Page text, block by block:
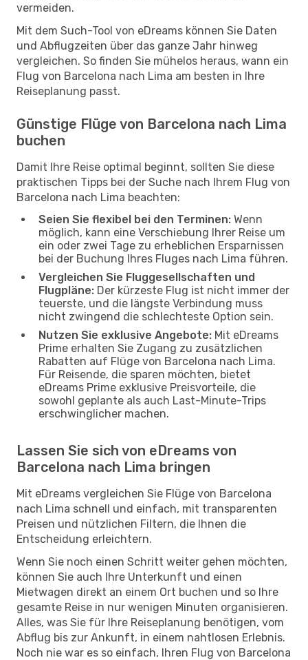
vermeiden.
Mit dem Such-Tool von eDreams können Sie Daten
und Abflugzeiten über das ganze Jahr hinweg
vergleichen. So finden Sie mühelos heraus, wann ein
Flug von Barcelona nach Lima am besten in Ihre
Reiseplanung passt.
Günstige Flüge von Barcelona nach Lima
buchen
Damit Ihre Reise optimal beginnt, sollten Sie diese
praktischen Tipps bei der Suche nach Ihrem Flug von
Barcelona nach Lima beachten:
Seien Sie flexibel bei den Terminen: Wenn
möglich, kann eine Verschiebung Ihrer Reise um
ein oder zwei Tage zu erheblichen Ersparnissen
bei der Buchung Ihres Fluges nach Lima führen.
Vergleichen Sie Fluggesellschaften und
Flugpläne: Der kürzeste Flug ist nicht immer der
teuerste, und die längste Verbindung muss
nicht zwingend die schlechteste Option sein.
Nutzen Sie exklusive Angebote: Mit eDreams
Prime erhalten Sie Zugang zu zusätzlichen
Rabatten auf Flüge von Barcelona nach Lima.
Für Reisende, die sparen möchten, bietet
eDreams Prime exklusive Preisvorteile, die
sowohl geplante als auch Last-Minute-Trips
erschwinglicher machen.
Lassen Sie sich von eDreams von
Barcelona nach Lima bringen
Mit eDreams vergleichen Sie Flüge von Barcelona
nach Lima schnell und einfach, mit transparenten
Preisen und nützlichen Filtern, die Ihnen die
Entscheidung erleichtern.
Wenn Sie noch einen Schritt weiter gehen möchten,
können Sie auch Ihre Unterkunft und einen
Mietwagen direkt an einem Ort buchen und so Ihre
gesamte Reise in nur wenigen Minuten organisieren.
Alles, was Sie für Ihre Reiseplanung benötigen, vom
Abflug bis zur Ankunft, in einem nahtlosen Erlebnis.
Noch nie war es so einfach, Ihren Flug von Barcelona